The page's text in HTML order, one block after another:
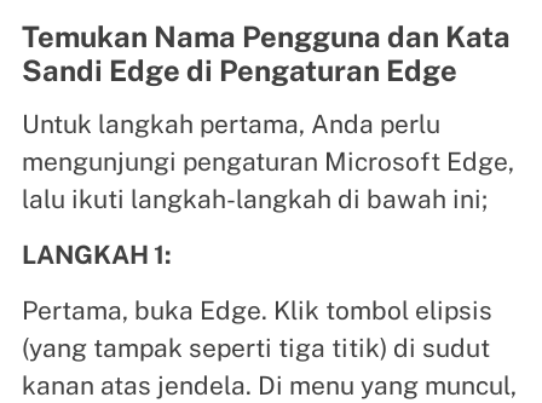
Temukan Nama Pengguna dan Kata
Sandi Edge di Pengaturan Edge
Untuk langkah pertama, Anda perlu
mengunjungi pengaturan Microsoft Edge,
lalu ikuti langkah-langkah di bawah ini;
LANGKAH 1:
Pertama, buka Edge. Klik tombol elipsis
(yang tampak seperti tiga titik) di sudut
kanan atas jendela. Di menu yang muncul,